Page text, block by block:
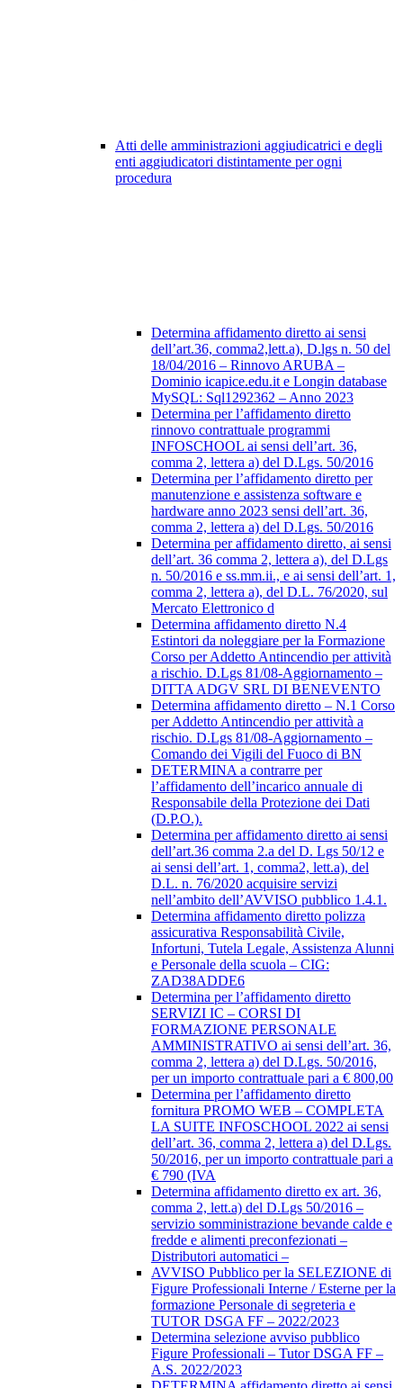
Atti delle amministrazioni aggiudicatrici e degli
enti aggiudicatori distintamente per ogni
procedura
Determina affidamento diretto ai sensi
dell’art.36, comma2,lett.a), D.lgs n. 50 del
18/04/2016 – Rinnovo ARUBA –
Dominio icapice.edu.it e Longin database
MySQL: Sql1292362 – Anno 2023
Determina per l’affidamento diretto
rinnovo contrattuale programmi
INFOSCHOOL ai sensi dell’art. 36,
comma 2, lettera a) del D.Lgs. 50/2016
Determina per l’affidamento diretto per
manutenzione e assistenza software e
hardware anno 2023 sensi dell’art. 36,
comma 2, lettera a) del D.Lgs. 50/2016
Determina per affidamento diretto, ai sensi
dell’art. 36 comma 2, lettera a), del D.Lgs
n. 50/2016 e ss.mm.ii., e ai sensi dell’art. 1,
comma 2, lettera a), del D.L. 76/2020, sul
Mercato Elettronico d
Determina affidamento diretto N.4
Estintori da noleggiare per la Formazione
Corso per Addetto Antincendio per attività
a rischio. D.Lgs 81/08-Aggiornamento –
DITTA ADGV SRL DI BENEVENTO
Determina affidamento diretto – N.1 Corso
per Addetto Antincendio per attività a
rischio. D.Lgs 81/08-Aggiornamento –
Comando dei Vigili del Fuoco di BN
DETERMINA a contrarre per
l’affidamento dell’incarico annuale di
Responsabile della Protezione dei Dati
(D.P.O.).
Determina per affidamento diretto ai sensi
dell’art.36 comma 2.a del D. Lgs 50/12 e
ai sensi dell’art. 1, comma2, lett.a), del
D.L. n. 76/2020 acquisire servizi
nell’ambito dell’AVVISO pubblico 1.4.1.
Determina affidamento diretto polizza
assicurativa Responsabilità Civile,
Infortuni, Tutela Legale, Assistenza Alunni
e Personale della scuola – CIG:
ZAD38ADDE6
Determina per l’affidamento diretto
SERVIZI IC – CORSI DI
FORMAZIONE PERSONALE
AMMINISTRATIVO ai sensi dell’art. 36,
comma 2, lettera a) del D.Lgs. 50/2016,
per un importo contrattuale pari a € 800,00
Determina per l’affidamento diretto
fornitura PROMO WEB – COMPLETA
LA SUITE INFOSCHOOL 2022 ai sensi
dell’art. 36, comma 2, lettera a) del D.Lgs.
50/2016, per un importo contrattuale pari a
€ 790 (IVA
Determina affidamento diretto ex art. 36,
comma 2, lett.a) del D.Lgs 50/2016 –
servizio somministrazione bevande calde e
fredde e alimenti preconfezionati –
Distributori automatici –
AVVISO Pubblico per la SELEZIONE di
Figure Professionali Interne / Esterne per la
formazione Personale di segreteria e
TUTOR DSGA FF – 2022/2023
Determina selezione avviso pubblico
Figure Professionali – Tutor DSGA FF –
A.S. 2022/2023